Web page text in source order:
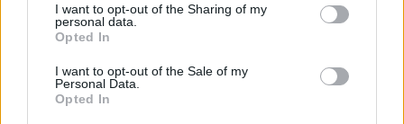
de su consentimiento, pero usted tiene el derecho de
rechazar tal procesamiento. Sus preferencias se aplicarán
cualquier momento entrando de nuevo en este sitio web o
visitando nuestra política de privacidad.
I want to opt-out of the Sharing of my
personal data.
Opted In
I want to opt-out of the Sale of my
Personal Data.
Opted In